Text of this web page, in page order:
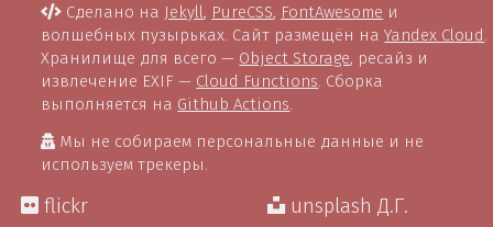
Сделано на Jekyll, PureCSS, FontAwesome и
волшебных пузырьках. Сайт размещён наYandex Cloud
Хранилище для всего — Object Storage, ресайз и
извлечение EXIF — Cloud Functions . Сборка
выполняется на Github Actions
Мы не собираем персональные данные и не
используем трекеры.
flickr unsplash Д.Г.